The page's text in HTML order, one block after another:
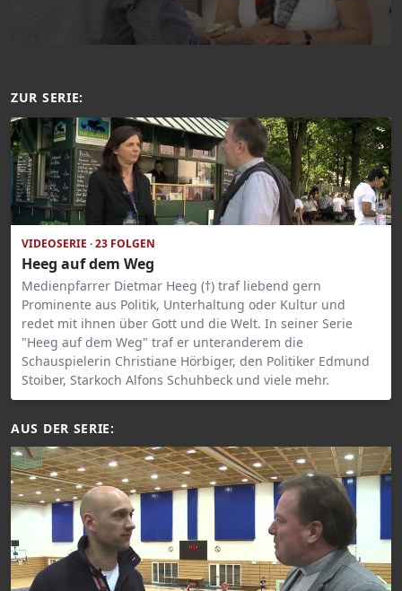
ZUR SERIE:
VIDEOSERIE · 23 FOLGEN
Heeg auf dem Weg
Medienpfarrer Dietmar Heeg (†) traf liebend gern
Prominente aus Politik, Unterhaltung oder Kultur und
redet mit ihnen über Gott und die Welt. In seiner Serie
"Heeg auf dem Weg" traf er unteranderem die
Schauspielerin Christiane Hörbiger, den Politiker Edmund
Stoiber, Starkoch Alfons Schuhbeck und viele mehr.
AUS DER SERIE: